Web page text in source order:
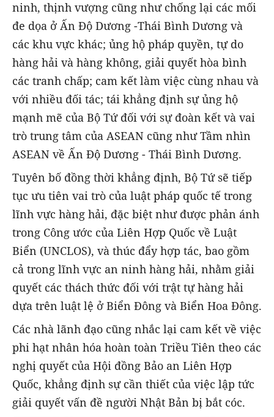
ninh, thịnh vượng cũng như chống lại các mối
đe dọa ở Ấn Độ Dương -Thái Bình Dương và
các khu vực khác; ủng hộ pháp quyền, tự do
hàng hải và hàng không, giải quyết hòa bình
các tranh chấp; cam kết làm việc cùng nhau và
với nhiều đối tác; tái khẳng định sự ủng hộ
mạnh mẽ của Bộ Tứ đối với sự đoàn kết và vai
trò trung tâm của ASEAN cũng như Tầm nhìn
ASEAN về Ấn Độ Dương - Thái Bình Dương.
Tuyên bố đồng thời khẳng định, Bộ Tứ sẽ tiếp
tục ưu tiên vai trò của luật pháp quốc tế trong
lĩnh vực hàng hải, đặc biệt như được phản ánh
trong Công ước của Liên Hợp Quốc về Luật
Biển (UNCLOS), và thúc đẩy hợp tác, bao gồm
cả trong lĩnh vực an ninh hàng hải, nhằm giải
quyết các thách thức đối với trật tự hàng hải
dựa trên luật lệ ở Biển Đông và Biển Hoa Đông.
Các nhà lãnh đạo cũng nhắc lại cam kết về việc
phi hạt nhân hóa hoàn toàn Triều Tiên theo các
nghị quyết của Hội đồng Bảo an Liên Hợp
Quốc, khẳng định sự cần thiết của việc lập tức
giải quyết vấn đề người Nhật Bản bị bắt cóc.